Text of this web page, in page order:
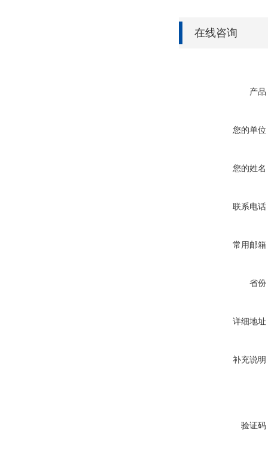
在线咨询
产品
您的单位
您的姓名
联系电话
常用邮箱
省份
详细地址
补充说明
验证码